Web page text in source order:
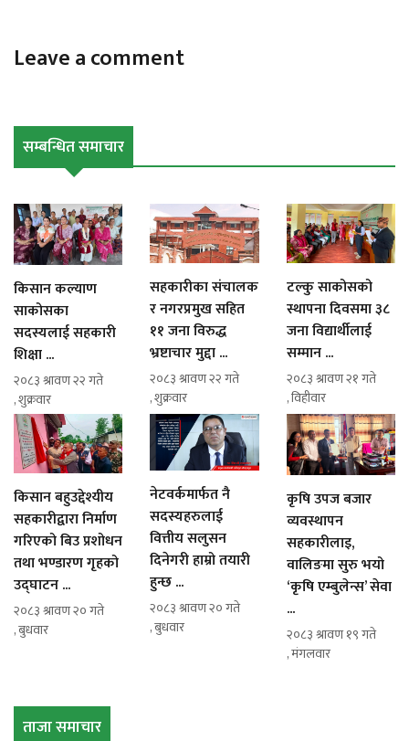
Leave a comment
सम्बन्धित समाचार
किसान कल्याण
साकोसका
सदस्यलाई सहकारी
शिक्षा ...
२०८३ श्रावण २२ गते
, शुक्रवार
सहकारीका संचालक
र नगरप्रमुख सहित
११ जना विरुद्ध
भ्रष्टाचार मुद्दा ...
२०८३ श्रावण २२ गते
, शुक्रवार
टल्कु साकोसको
स्थापना दिवसमा ३८
जना विद्यार्थीलाई
सम्मान ...
२०८३ श्रावण २१ गते
, विहीवार
किसान बहुउद्देश्यीय
सहकारीद्वारा निर्माण
गरिएको बिउ प्रशोधन
तथा भण्डारण गृहको
उद्घाटन ...
२०८३ श्रावण २० गते
, बुधवार
नेटवर्कमार्फत नै
सदस्यहरुलाई
वित्तीय सलुसन
दिनेगरी हाम्रो तयारी
हुन्छ ...
२०८३ श्रावण २० गते
, बुधवार
कृषि उपज बजार
व्यवस्थापन
सहकारीलाइ,
वालिङमा सुरु भयो
‘कृषि एम्बुलेन्स’ सेवा
...
२०८३ श्रावण १९ गते
, मंगलवार
ताजा समाचार